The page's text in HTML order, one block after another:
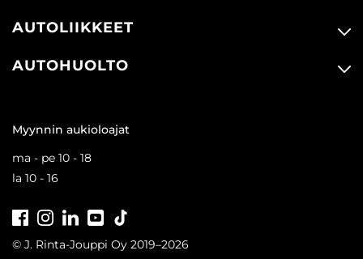
AUTOLIIKKEET
AUTOHUOLTO
Myynnin aukioloajat
ma - pe 10 - 18
la 10 - 16
FacebookInstagramLinkedInYoutube
© J. Rinta-Jouppi Oy 2019–2026